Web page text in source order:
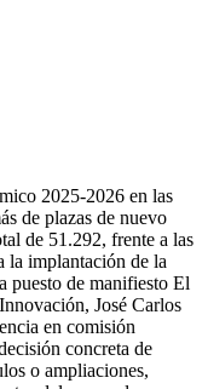
2025-2026 en las
de plazas de nuevo
de 51.292, frente a las
la implantación de la
puesto de manifiesto El
José Carlos
en comisión
concreta de
o ampliaciones,